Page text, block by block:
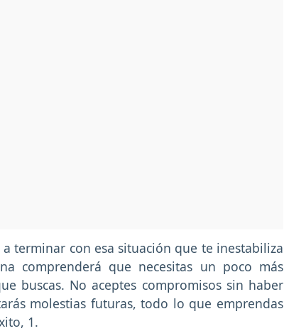
a terminar con esa situación que te inestabiliza
comprenderá que necesitas un poco más
buscas. No aceptes compromisos sin haber
molestias futuras, todo lo que emprendas
1.